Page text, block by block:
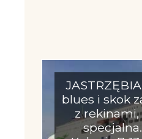
blues i skok
z rekinami,